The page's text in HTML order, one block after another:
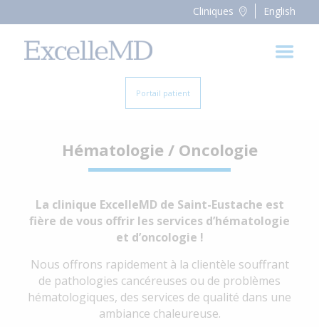
Cliniques English
Portail patient
Hématologie / Oncologie
La clinique ExcelleMD de Saint-Eustache est
fière de vous offrir les services d’hématologie
et d’oncologie !
Nous offrons rapidement à la clientèle souffrant
de pathologies cancéreuses ou de problèmes
hématologiques, des services de qualité dans une
ambiance chaleureuse.